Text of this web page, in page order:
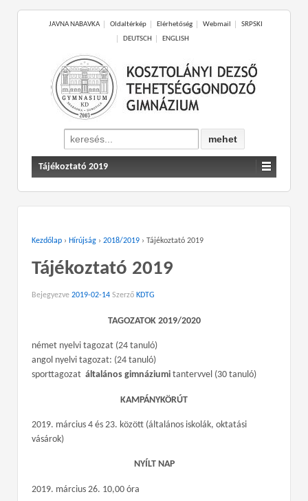
JAVNA NABAVKA Oldaltérkép Elérhetőség Webmail
SRPSKI
DEUTSCH
ENGLISH
Search
for:
Tájékoztató 2019
Kezdőlap › Hírújság › 2018/2019 › Tájékoztató 2019
Tájékoztató 2019
Bejegyezve 2019-02-14 Szerző KDTG
TAGOZATOK 2019/2020
német nyelvi tagozat (24 tanuló)
angol nyelvi tagozat: (24 tanuló)
sporttagozat általános gimnáziumi tantervvel (30 tanuló)
KAMPÁNYKÖRÚT
2019. március 4 és 23. között (általános iskolák, oktatási
vásárok)
NYÍLT NAP
2019. március 26. 10,00 óra